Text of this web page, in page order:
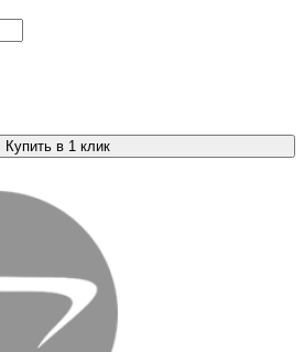
Купить в 1 клик